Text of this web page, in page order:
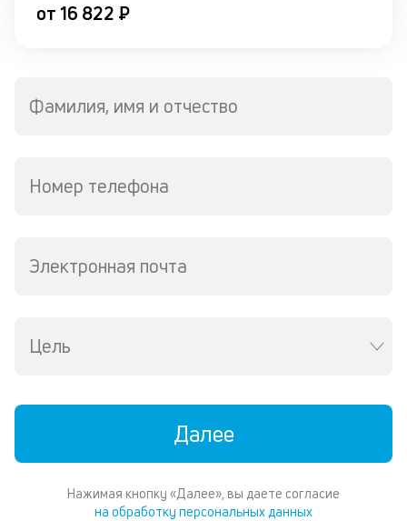
от 16 822 ₽
Фамилия, имя и отчество
Номер телефона
Электронная почта
Цель
Далее
Нажимая кнопку «Далее», вы даете согласие
на обработку персональных данных